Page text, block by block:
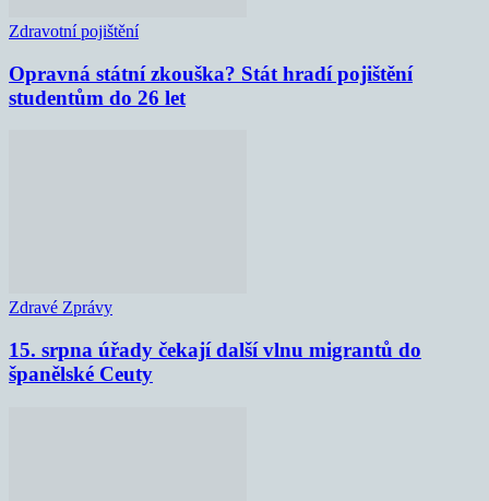
Zdravotní pojištění
Opravná státní zkouška? Stát hradí pojištění
studentům do 26 let
Zdravé Zprávy
15. srpna úřady čekají další vlnu migrantů do
španělské Ceuty